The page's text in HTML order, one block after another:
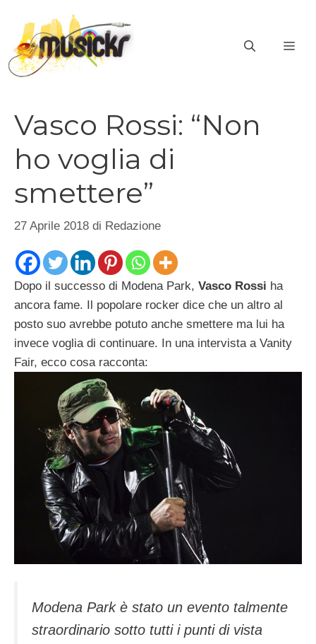
contenuto
Vasco Rossi: “Non
ho voglia di
smettere”
27 Aprile 2018 di Redazione
Dopo il successo di Modena Park, Vasco Rossi ha
ancora fame. Il popolare rocker dice che un altro al
posto suo avrebbe potuto anche smettere ma lui ha
invece voglia di continuare. In una intervista a Vanity
Fair, ecco cosa racconta:
Modena Park è stato un evento talmente
straordinario sotto tutti i punti di vista